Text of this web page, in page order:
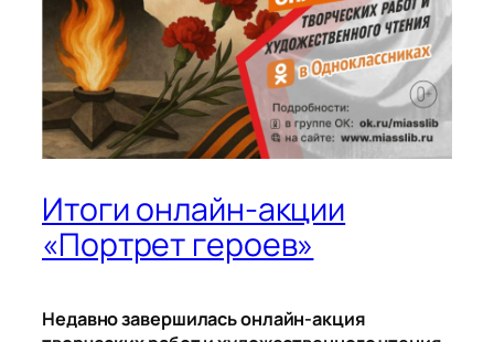
Итоги онлайн‑акции
«Портрет героев»
Недавно завершилась онлайн‑акция